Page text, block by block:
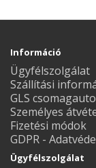
Információ
Ügyfélszolgálat
Szállítási
GLS
Személyes
Fizetési módok
GDPR -
Ügyfélszolgálat